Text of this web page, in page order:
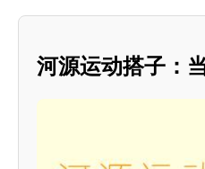
河源运动搭子：